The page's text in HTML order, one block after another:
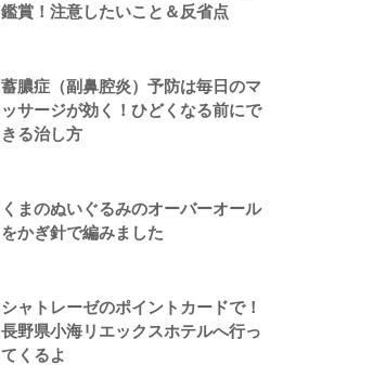
鑑賞！注意したいこと＆反省点
蓄膿症（副鼻腔炎）予防は毎日のマ
ッサージが効く！ひどくなる前にで
きる治し方
くまのぬいぐるみのオーバーオール
をかぎ針で編みました
シャトレーゼのポイントカードで！
長野県小海リエックスホテルへ行っ
てくるよ